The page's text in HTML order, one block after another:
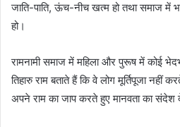
जाति-पाति, ऊंच-नीच खत्म हो तथा समाज में
हो।
रामनामी समाज में महिला और पुरूष में कोई
तिहारु राम बताते हैं कि वे लोग मूर्तिपूजा नहीं
अपने राम का जाप करते हुए मानवता का संदेश